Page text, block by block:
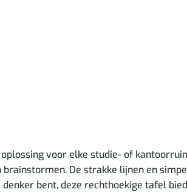
voor elke studie- of
De strakke lijnen en
bent, deze rechthoekige tafel